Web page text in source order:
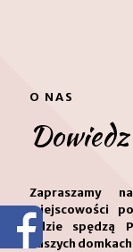
O NAS
Zapraszamy
miejscowości
gdzie spędzą
naszych